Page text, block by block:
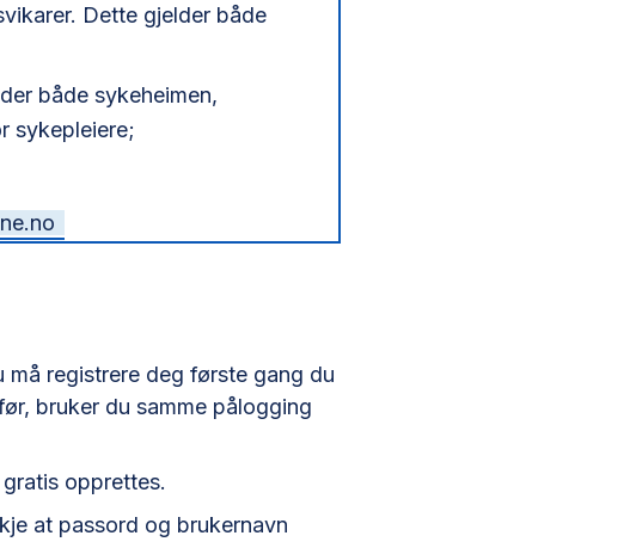
Dette gjelder både
både sykeheimen,
sykepleiere;
registrere deg første gang du
bruker du samme pålogging
opprettes.
at passord og brukernavn